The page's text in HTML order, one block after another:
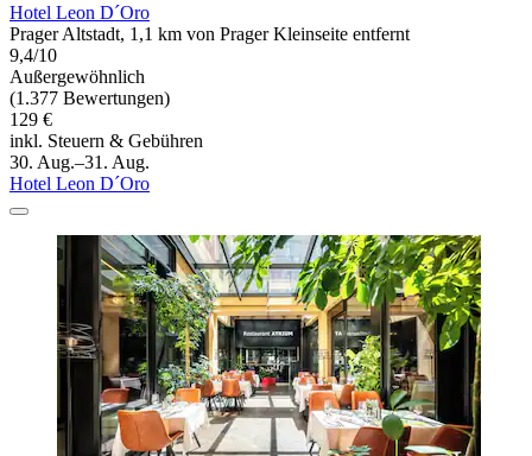
Hotel Leon D´Oro
Prager Altstadt, 1,1 km von Prager Kleinseite entfernt
9,4/10
Außergewöhnlich
(1.377 Bewertungen)
129 €
inkl. Steuern & Gebühren
30. Aug.–31. Aug.
Hotel Leon D´Oro